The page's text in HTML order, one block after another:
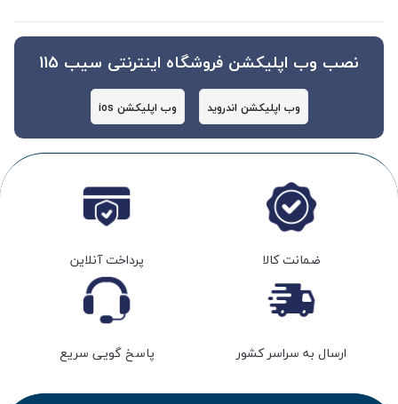
نصب وب اپلیکشن فروشگاه اینترنتی سیب 115
وب اپلیکشن اندروید وب اپلیکشن ios
ضمانت کالا پرداخت آنلاین
ارسال به سراسر کشور پاسخ گویی سریع